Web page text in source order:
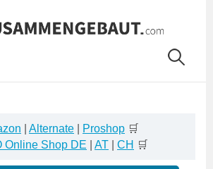
Alternate Proshop 🛒
Online Shop DE AT CH 🛒